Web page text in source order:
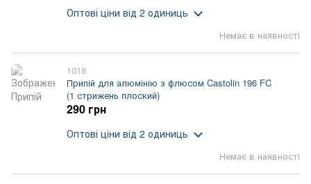
Немає в наявності
Оптові ціни від 2 одиниць
1018
Припій для алюмінію з флюсом Castolin 196 FC
(1 стрижень плоский)
Немає в наявності
290 грн
Оптові ціни від 2 одиниць